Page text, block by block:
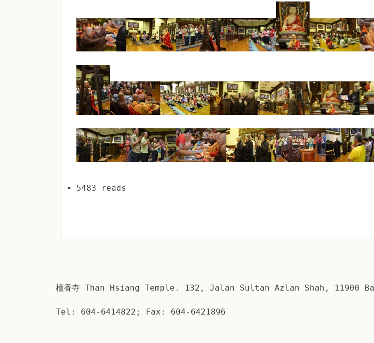
5483 reads
檀香寺 Than Hsiang Temple. 132, Jalan Sultan Azlan Shah, 11900
Tel: 604-6414822; Fax: 604-6421896